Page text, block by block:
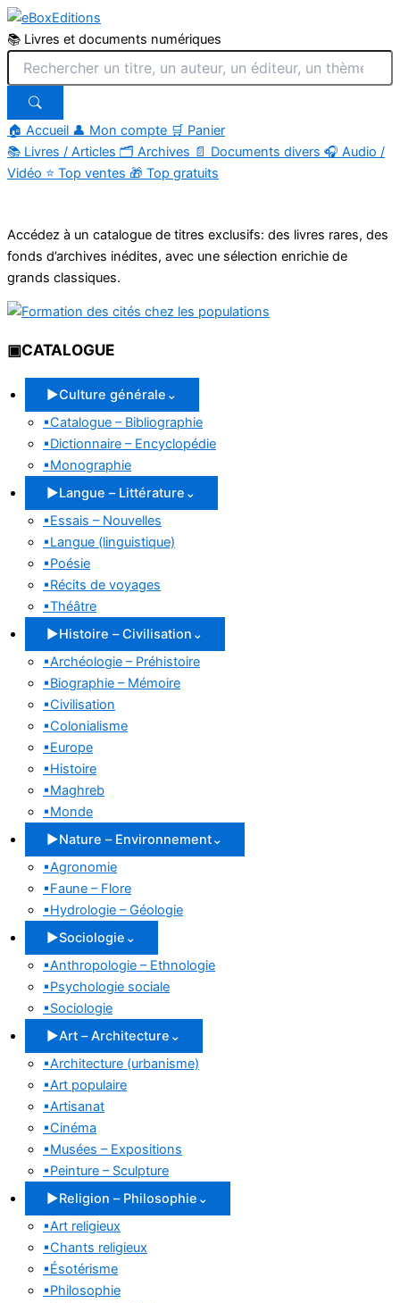
📚 Livres et documents numériques
🏠 Accueil 👤 Mon compte 🛒 Panier
📚 Livres / Articles 🗂 Archives 📄 Documents divers 🎧 Audio /
Vidéo ⭐ Top ventes 🎁 Top gratuits
contenu
Accédez à un catalogue de titres exclusifs: des livres rares, des
fonds d’archives inédites, avec une sélection enrichie de
grands classiques.
▣CATALOGUE
▶Culture générale ⌄
▪Catalogue – Bibliographie
▪Dictionnaire – Encyclopédie
▪Monographie
▶Langue – Littérature ⌄
▪Essais – Nouvelles
▪Langue (linguistique)
▪Poésie
▪Récits de voyages
▪Théâtre
▶Histoire – Civilisation ⌄
▪Archéologie – Préhistoire
▪Biographie – Mémoire
▪Civilisation
▪Colonialisme
▪Europe
▪Histoire
▪Maghreb
▪Monde
▶Nature – Environnement⌄
▪Agronomie
▪Faune – Flore
▪Hydrologie – Géologie
▶Sociologie ⌄
▪Anthropologie – Ethnologie
▪Psychologie sociale
▪Sociologie
▶Art – Architecture ⌄
▪Architecture (urbanisme)
▪Art populaire
▪Artisanat
▪Cinéma
▪Musées – Expositions
▪Peinture – Sculpture
▶Religion – Philosophie ⌄
▪Art religieux
▪Chants religieux
▪Ésotérisme
▪Philosophie